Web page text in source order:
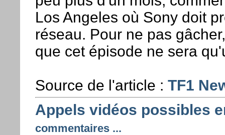
Los Angeles où Sony doit
réseau. Pour ne pas
que cet épisode ne sera
Source de l'article : TF1
Appels vidéos possibles
commentaires ...